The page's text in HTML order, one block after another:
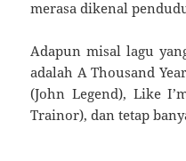
merasa dikenal
Adapun misal lagu
adalah A Thousand
(John Legend), Like
Trainor), dan tetap